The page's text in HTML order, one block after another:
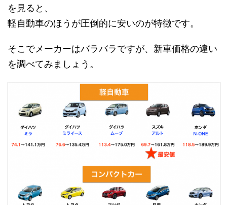
を見ると、
軽自動車のほうが圧倒的に安いのが特徴です。
そこでメーカーはバラバラですが、新車価格の違い
を調べてみましょう。